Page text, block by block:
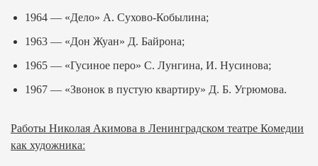
1964 — «Дело» А. Сухово-Кобылина;
1963 — «Дон Жуан» Д. Байрона;
1965 — «Гусиное перо» С. Лунгина, И. Нусинова;
1967 — «Звонок в пустую квартиру» Д. Б. Угрюмова.
Работы Николая Акимова в Ленинградском театре Комедии
как художника: